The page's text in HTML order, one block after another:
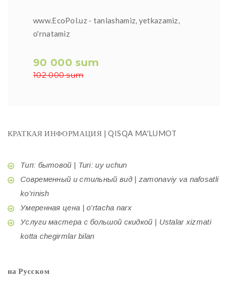
www.EcoPol.uz - tanlashamiz, yetkazamiz,
o'rnatamiz
90 000 sum
102 000 sum
КРАТКАЯ ИНФОРМАЦИЯ | QISQA MA'LUMOT
Тип: бытовой | Turi: uy uchun
Современный и стильный вид | zamonaviy va nafosatli
ko'rinish
Умеренная цена | o'rtacha narx
Услуги мастера с большой скидкой | Ustalar xizmati
kotta chegirmlar bilan
на Русском